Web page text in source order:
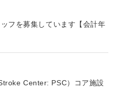
フを募集しています【会計年
Center: PSC）コア施設